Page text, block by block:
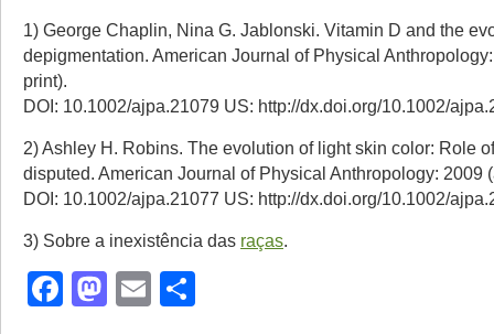
1) George Chaplin, Nina G. Jablonski. Vitamin D and the
depigmentation. American Journal of Physical
print).
DOI: 10.1002/ajpa.21079 US: http://dx.doi.org/10.1002/
2) Ashley H. Robins. The evolution of light skin color: Role
disputed. American Journal of Physical Anthropology: 2009
DOI: 10.1002/ajpa.21077 US: http://dx.doi.org/10.1002/
3) Sobre a inexistência das raças.
Facebook
Mastodon
Email